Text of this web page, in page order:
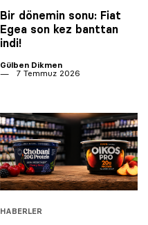
Bir dönemin sonu: Fiat
Egea son kez banttan
indi!
Gülben Dikmen
7 Temmuz 2026
HABERLER